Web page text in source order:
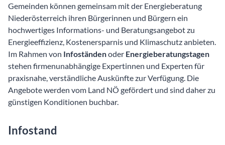
Gemeinden können gemeinsam mit der Energieberatung
Niederösterreich ihren Bürgerinnen und Bürgern ein
hochwertiges Informations- und Beratungsangebot zu
Energieeffizienz, Kostenersparnis und Klimaschutz anbieten.
Im Rahmen von Infoständenoder Energieberatungstagen
stehen firmenunabhängige Expertinnen und Experten für
praxisnahe, verständliche Auskünfte zur Verfügung. Die
Angebote werden vom Land NÖ gefördert und sind daher zu
günstigen Konditionen buchbar.
Infostand